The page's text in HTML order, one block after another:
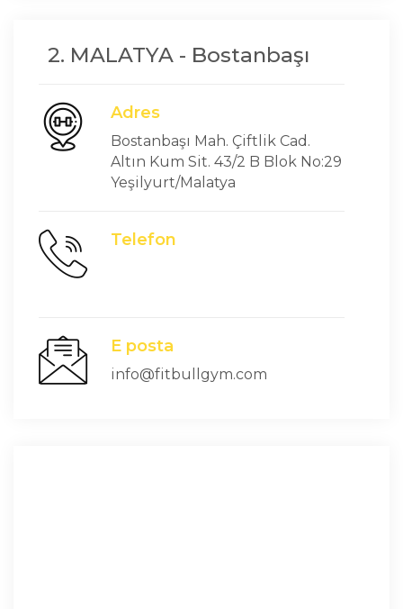
2. MALATYA - Bostanbaşı
Adres
Bostanbaşı Mah. Çiftlik Cad.
Altın Kum Sit. 43/2 B Blok No:29
Yeşilyurt/Malatya
Telefon
E posta
info@fitbullgym.com